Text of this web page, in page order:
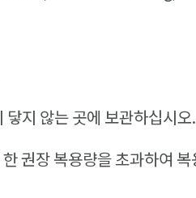
닿지 않는 곳에 보관하십시오.
권장 복용량을 초과하여